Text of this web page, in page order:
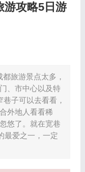
游攻略5日游
旅游景点太多，
、市中心以及特
子可以去看看，
外地人看看稀
悠了。就在宽巷
最爱之一，一定